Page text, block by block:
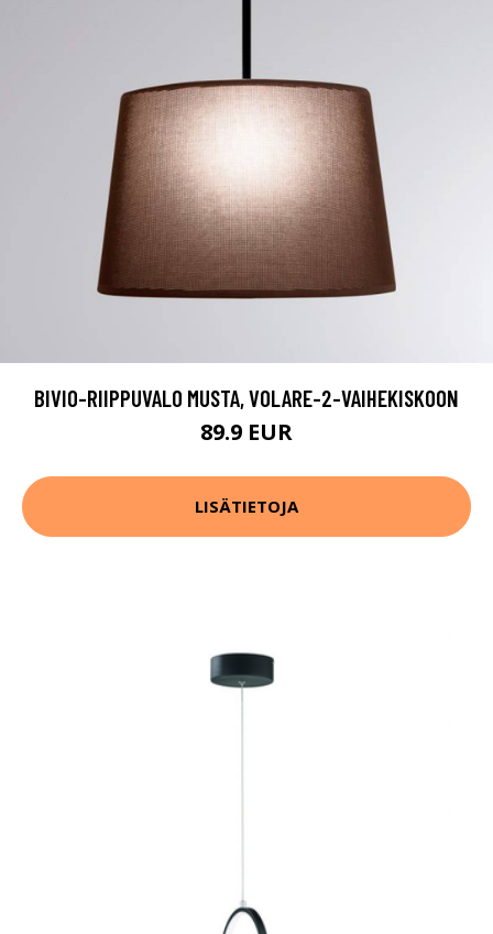
BIVIO-RIIPPUVALO MUSTA, VOLARE-2-VAIHEKISKOON
89.9 EUR
LISÄTIETOJA